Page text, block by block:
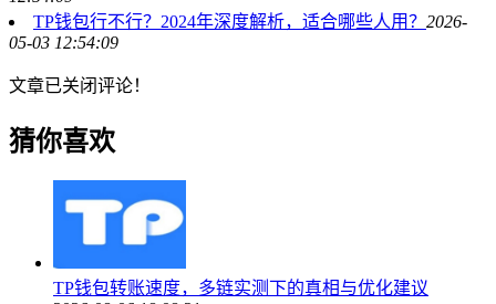
TP钱包行不行？2024年深度解析，适合哪些人用？ 2026-
05-03 12:54:09
文章已关闭评论！
猜你喜欢
TP钱包转账速度，多链实测下的真相与优化建议